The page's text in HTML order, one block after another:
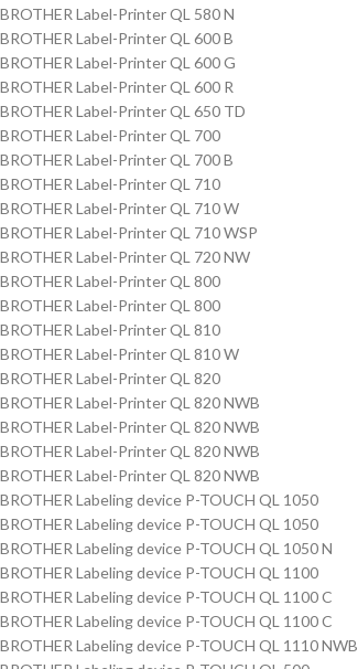
BROTHER Label-Printer QL 580 N
BROTHER Label-Printer QL 600 B
BROTHER Label-Printer QL 600 G
BROTHER Label-Printer QL 600 R
BROTHER Label-Printer QL 650 TD
BROTHER Label-Printer QL 700
BROTHER Label-Printer QL 700 B
BROTHER Label-Printer QL 710
BROTHER Label-Printer QL 710 W
BROTHER Label-Printer QL 710 WSP
BROTHER Label-Printer QL 720 NW
BROTHER Label-Printer QL 800
BROTHER Label-Printer QL 800
BROTHER Label-Printer QL 810
BROTHER Label-Printer QL 810 W
BROTHER Label-Printer QL 820
BROTHER Label-Printer QL 820 NWB
BROTHER Label-Printer QL 820 NWB
BROTHER Label-Printer QL 820 NWB
BROTHER Label-Printer QL 820 NWB
BROTHER Labeling device P-TOUCH QL 1050
BROTHER Labeling device P-TOUCH QL 1050
BROTHER Labeling device P-TOUCH QL 1050 N
BROTHER Labeling device P-TOUCH QL 1100
BROTHER Labeling device P-TOUCH QL 1100 C
BROTHER Labeling device P-TOUCH QL 1100 C
BROTHER Labeling device P-TOUCH QL 1110 NWB